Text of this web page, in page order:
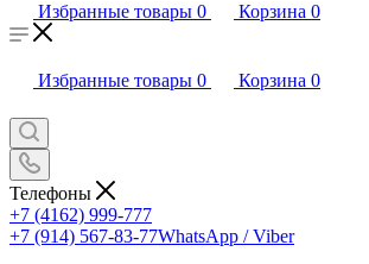
Избранные товары 0 Корзина 0
Избранные товары 0 Корзина 0
Телефоны
+7 (4162) 999-777
+7 (914) 567-83-77WhatsApp / Viber